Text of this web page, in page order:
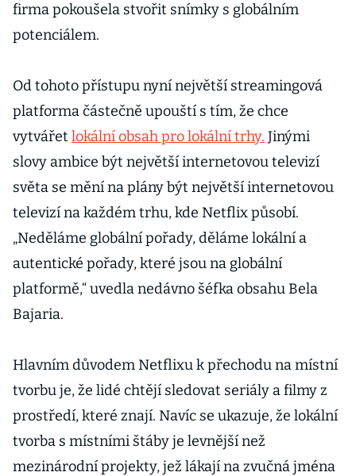
firma pokoušela stvořit snímky s globálním
potenciálem.
Od tohoto přístupu nyní největší streamingová
platforma částečně upouští s tím, že chce
vytvářet lokální obsah pro lokální trhy. Jinými
slovy ambice být největší internetovou televizí
světa se mění na plány být největší internetovou
televizí na každém trhu, kde Netflix působí.
„Neděláme globální pořady, děláme lokální a
autentické pořady, které jsou na globální
platformě,“ uvedla nedávno šéfka obsahu Bela
Bajaria.
Hlavním důvodem Netflixu k přechodu na místní
tvorbu je, že lidé chtějí sledovat seriály a filmy z
prostředí, které znají. Navíc se ukazuje, že lokální
tvorba s místními štáby je levnější než
mezinárodní projekty, jež lákají na zvučná jména